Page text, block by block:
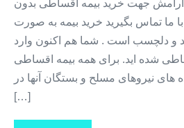
ثالث
از
دم
قسط
در
پرند
جهت خرید بیمه اقساطی بدون
ما تماس بگیرید خرید بیمه به صورت
و دلچسب است . شما هم اکنون وارد
شده اید. برای همه بیمه اقساطی
– خانواده های نیروهای مسلح و بستگان آنها در
[…]